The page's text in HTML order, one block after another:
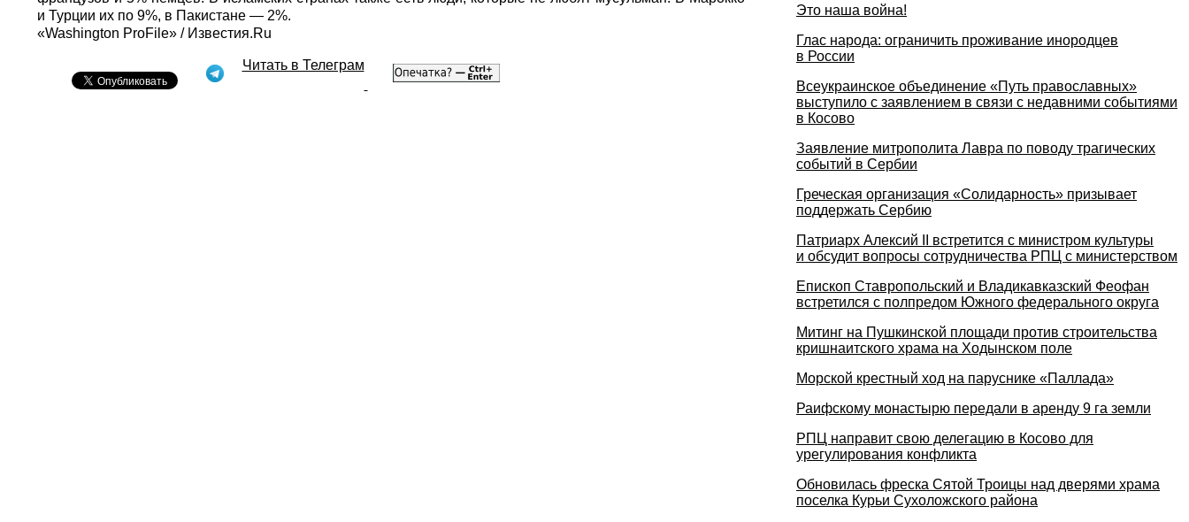
и Турции их по 9%, в Пакистане — 2%.
«Washington ProFile» / Известия.Ru
Читать в Телеграм
Это наша война!
Глас народа: ограничить проживание инородцев
в России
Всеукраинское объединение «Путь православных»
выступило с заявлением в связи с недавними событиями
в Косово
Заявление митрополита Лавра по поводу трагических
событий в Сербии
Греческая организация «Солидарность» призывает
поддержать Сербию
Патриарх Алексий II встретится с министром культуры
и обсудит вопросы сотрудничества РПЦ с министерством
Епископ Ставропольский и Владикавказский Феофан
встретился с полпредом Южного федерального округа
Митинг на Пушкинской площади против строительства
кришнаитского храма на Ходынском поле
Морской крестный ход на паруснике «Паллада»
Раифскому монастырю передали в аренду 9 га земли
РПЦ направит свою делегацию в Косово для
урегулирования конфликта
Обновилась фреска Сятой Троицы над дверями храма
поселка Курьи Сухоложского района